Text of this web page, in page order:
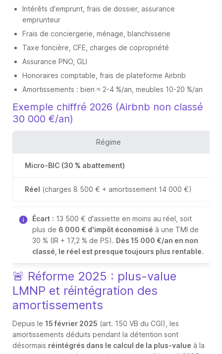
Intérêts d'emprunt, frais de dossier, assurance
emprunteur
Frais de conciergerie, ménage, blanchisserie
Taxe foncière, CFE, charges de copropriété
Assurance PNO, GLI
Honoraires comptable, frais de plateforme Airbnb
Amortissements : bien ≈ 2-4 %/an, meubles 10-20 %/an
Exemple chiffré 2026 (Airbnb non classé
30 000 €/an)
Régime
Micro-BIC (30 % abattement)
Réel (charges 8 500 € + amortissement 14 000 €)
Écart : 13 500 € d'assiette en moins au réel, soit
plus de 6 000 € d'impôt économisé à une TMI de
30 % (IR + 17,2 % de PS). Dès 15 000 €/an en non
classé, le réel est presque toujours plus rentable.
🚨 Réforme 2025 : plus-value
LMNP et réintégration des
amortissements
Depuis le 15 février 2025 (art. 150 VB du CGI), les
amortissements déduits pendant la détention sont
désormais réintégrés dans le calcul de la plus-value à la